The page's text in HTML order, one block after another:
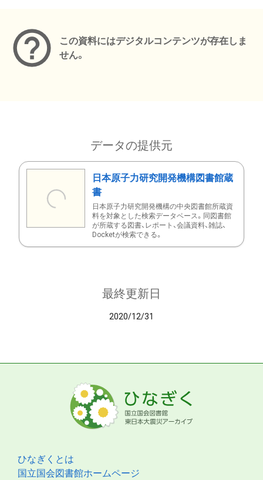
この資料にはデジタルコンテンツが存在しま
せん。
データの提供元
日本原子力研究開発機構図書館蔵
書
日本原子力研究開発機構の中央図書館所蔵資
料を対象とした検索データベース。同図書館
が所蔵する図書、レポート、会議資料、雑誌、
Docketが検索できる。
最終更新日
2020/12/31
ひなぎくとは
国立国会図書館ホームページ